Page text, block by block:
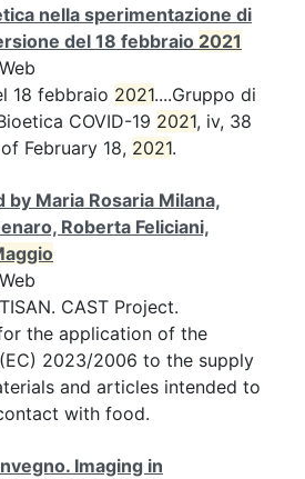
nella sperimentazione di
del 18 febbraio 2021
18 febbraio 2021....Gruppo di
COVID-19 2021, iv, 38
February 18, 2021.
by Maria Rosaria Milana,
Roberta Feliciani,
CAST Project.
the application of the
2023/2006 to the supply
and articles intended to
with food.
Imaging in